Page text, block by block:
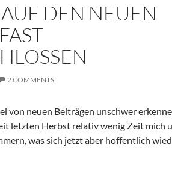
DEN NEUEN
2 COMMENTS
von neuen Beiträgen unschwer
letzten Herbst relativ wenig Zeit mich
was sich jetzt aber hoffentlich